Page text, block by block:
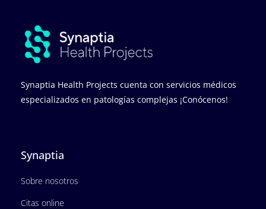
Synaptia Health Projects cuenta con servicios médicos
especializados en patologías complejas ¡Conócenos!
Synaptia
Sobre nosotros
Citas online